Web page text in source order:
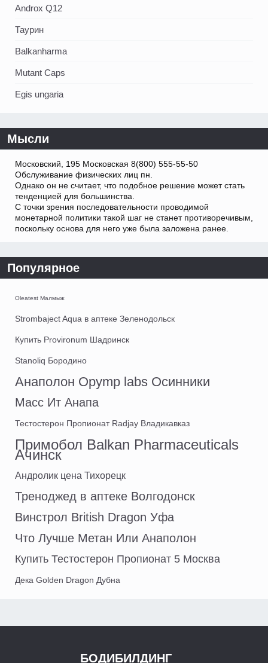
Androx Q12
Таурин
Balkanharma
Mutant Caps
Egis ungaria
Мысли
Московский, 195 Московская 8(800) 555-55-50
Обслуживание физических лиц пн.
Однако он не считает, что подобное решение может стать
тенденцией для большинства.
С точки зрения последовательности проводимой
монетарной политики такой шаг не станет противоречивым,
поскольку основа для него уже была заложена ранее.
Популярное
Oleatest Малмыж
Strombaject Aqua в аптеке Зеленодольск
Купить Provironum Шадринск
Stanoliq Бородино
Анаполон Opymp labs Осинники
Масс Ит Анапа
Тестостерон Пропионат Radjay Владикавказ
Примобол Balkan Pharmaceuticals
Ачинск
Андролик цена Тихорецк
Треноджед в аптеке Волгодонск
Винстрол British Dragon Уфа
Что Лучше Метан Или Анаполон
Купить Тестостерон Пропионат 5 Москва
Дека Golden Dragon Дубна
БОДИБИЛДИНГ